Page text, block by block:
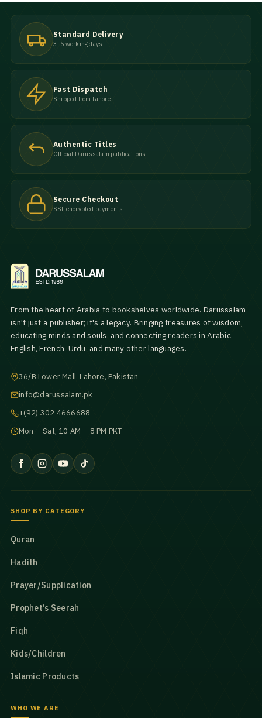
Standard Delivery
3–5 working days
Fast Dispatch
Shipped from Lahore
Authentic Titles
Official Darussalam publications
Secure Checkout
SSL encrypted payments
From the heart of Arabia to bookshelves worldwide. Darussalam
isn't just a publisher; it's a legacy. Bringing treasures of wisdom,
educating minds and souls, and connecting readers in Arabic,
English, French, Urdu, and many other languages.
36/B Lower Mall, Lahore, Pakistan
info@darussalam.pk
+(92) 302 4666688
Mon – Sat, 10 AM – 8 PM PKT
SHOP BY CATEGORY
Quran
Hadith
Prayer/Supplication
Prophet’s Seerah
Fiqh
Kids/Children
Islamic Products
WHO WE ARE